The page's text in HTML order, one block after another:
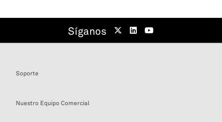
Síganos
Soporte
Nuestro Equipo Comercial